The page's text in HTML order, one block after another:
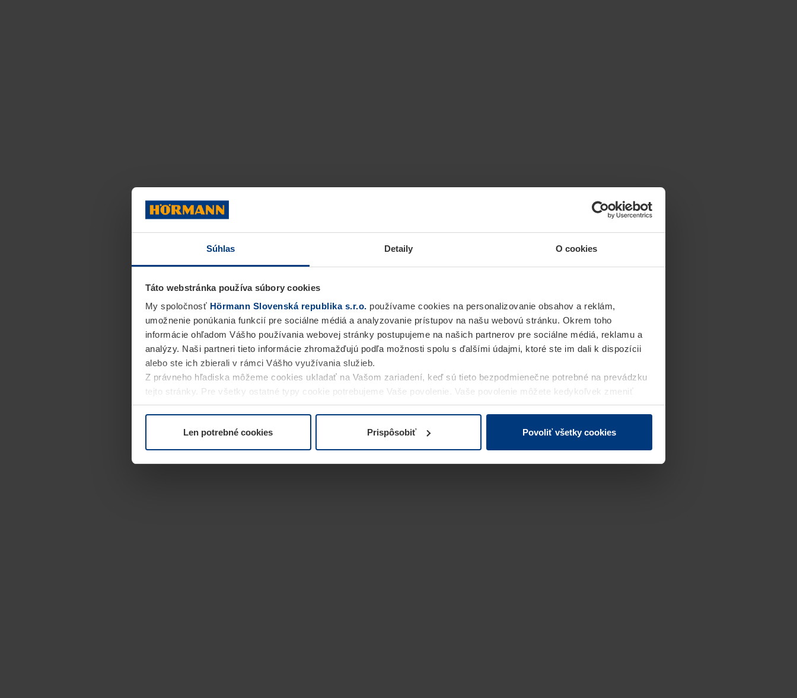
Súhlas Detaily O cookies
Táto webstránka používa súbory cookies
My spoločnosť Hörmann Slovenská republika s.r.o. používame cookies na personalizovanie obsahov a reklám,
umožnenie ponúkania funkcií pre sociálne médiá a analyzovanie prístupov na našu webovú stránku. Okrem toho
informácie ohľadom Vášho používania webovej stránky postupujeme na našich partnerov pre sociálne médiá, reklamu a
analýzy. Naši partneri tieto informácie zhromažďujú podľa možnosti spolu s ďalšími údajmi, ktoré ste im dali k dispozícii
alebo ste ich zbierali v rámci Vášho využívania služieb.
Z právneho hľadiska môžeme cookies ukladať na Vašom zariadení, keď sú tieto bezpodmienečne potrebné na prevádzku
tejto stránky. Pre všetky ostatné typy cookie potrebujeme Vaše povolenie. Vaše povolenie môžete kedykoľvek zmeniť
alebo odvolať vo vysvetlení cookie na stránkeVyhlásenie o ochrane osobných údajovnašej webovej stránky.
Len potrebné cookies Prispôsobiť Povoliť všetky cookies